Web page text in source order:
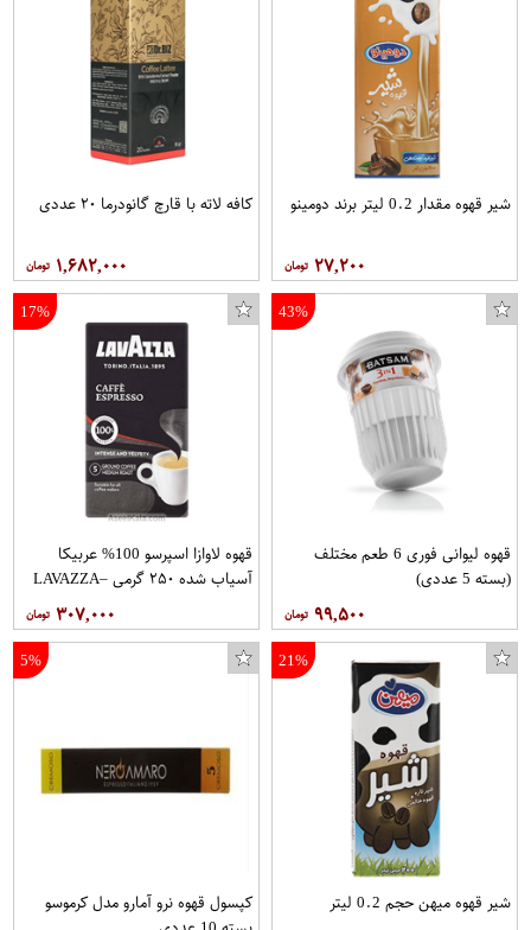
شیر قهوه مقدار 0.2 لیتر برند دومینو
۲۷,۲۰۰
کافه لاته با قارچ گانودرما ۲۰ عددی
۱,۶۸۲,۰۰۰
43%
قهوه لیوانی فوری 6 طعم مختلف
(بسته 5 عددی)
۹۹,۵۰۰
17%
قهوه لاوازا اسپرسو 100% عربیکا
آسیاب شده ۲۵۰ گرمی –LAVAZZA
۳۰۷,۰۰۰
21%
شیر قهوه میهن حجم 0.2 لیتر
5%
کپسول قهوه نرو آمارو مدل کرموسو